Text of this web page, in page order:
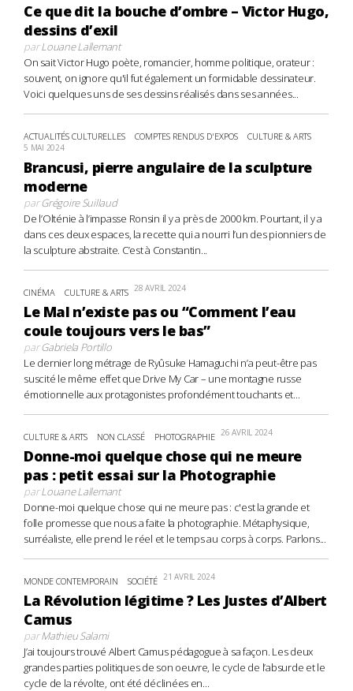
Ce que dit la bouche d’ombre – Victor Hugo,
dessins d’exil
parLouane Lallemant
On sait Victor Hugo poète, romancier, homme politique, orateur :
souvent, on ignore qu'il fut également un formidable dessinateur.
Voici quelques uns de ses dessins réalisés dans ses années...
ACTUALITÉS CULTURELLES COMPTES RENDUS D'EXPOS CULTURE & ARTS
5 MAI 2024
Brancusi, pierre angulaire de la sculpture
moderne
parGrégoire Suillaud
De l’Olténie à l’impasse Ronsin il y a près de 2000 km. Pourtant, il y a
dans ces deux espaces, la recette qui a nourri l’un des pionniers de
la sculpture abstraite. C’est à Constantin...
CINÉMA CULTURE & ARTS 28 AVRIL 2024
Le Mal n’existe pas ou “Comment l’eau
coule toujours vers le bas”
parGabriela Portillo
Le dernier long métrage de Ryûsuke Hamaguchi n’a peut-être pas
suscité le même effet que Drive My Car – une montagne russe
émotionnelle aux protagonistes profondément touchants et...
CULTURE & ARTS NON CLASSÉ PHOTOGRAPHIE 26 AVRIL 2024
Donne-moi quelque chose qui ne meure
pas : petit essai sur la Photographie
parLouane Lallemant
Donne-moi quelque chose qui ne meure pas : c'est la grande et
folle promesse que nous a faite la photographie. Métaphysique,
surréaliste, elle prend le réel et le temps au corps à corps. Parlons...
MONDE CONTEMPORAIN SOCIÉTÉ 21 AVRIL 2024
La Révolution légitime ? Les Justes d’Albert
Camus
parMathieu Salami
J’ai toujours trouvé Albert Camus pédagogue à sa façon. Les deux
grandes parties politiques de son oeuvre, le cycle de l’absurde et le
cycle de la révolte, ont été déclinées en...